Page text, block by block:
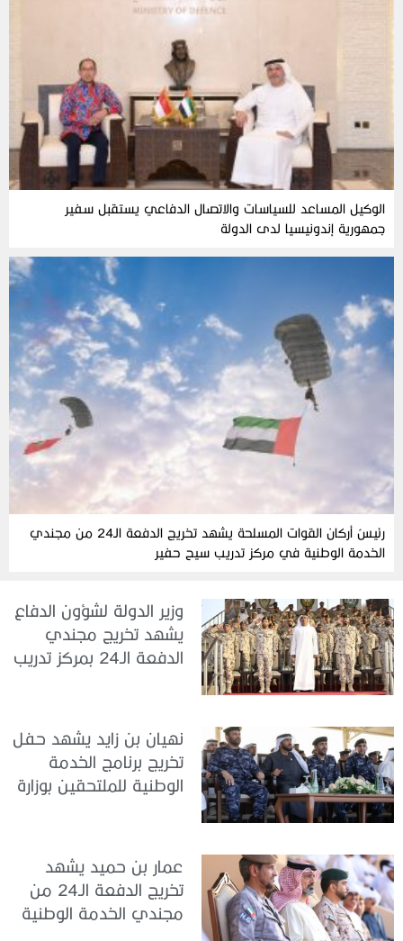
الوكيل المساعد للسياسات والاتصال الدفاعي يستقبل سفير
جمهورية إندونيسيا لدى الدولة
رئيسُ أركان القوات المسلحة يشهد تخريج الدفعة الـ24 من مجندي
الخدمة الوطنية في مركز تدريب سيح حفير
وزير الدولة لشؤون الدفاع
يشهد تخريج مجندي
الدفعة الـ24 بمركز تدريب
نهيان بن زايد يشهد حفل
تخريج برنامج الخدمة
الوطنية للملتحقين بوزارة
عمار بن حميد يشهد
تخريج الدفعة الـ24 من
مجندي الخدمة الوطنية